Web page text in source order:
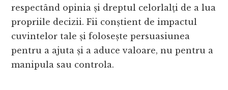
respectând opinia și dreptul celorlalți de a lua
propriile decizii. Fii conștient de impactul
cuvintelor tale și folosește persuasiunea
pentru a ajuta și a aduce valoare, nu pentru a
manipula sau controla.